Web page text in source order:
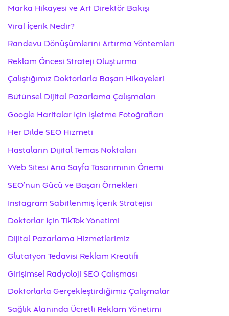
Marka Hikayesi ve Art Direktör Bakışı
Viral İçerik Nedir?
Randevu Dönüşümlerini Artırma Yöntemleri
Reklam Öncesi Strateji Oluşturma
Çalıştığımız Doktorlarla Başarı Hikayeleri
Bütünsel Dijital Pazarlama Çalışmaları
Google Haritalar İçin İşletme Fotoğrafları
Her Dilde SEO Hizmeti
Hastaların Dijital Temas Noktaları
Web Sitesi Ana Sayfa Tasarımının Önemi
SEO’nun Gücü ve Başarı Örnekleri
Instagram Sabitlenmiş İçerik Stratejisi
Doktorlar İçin TikTok Yönetimi
Dijital Pazarlama Hizmetlerimiz
Glutatyon Tedavisi Reklam Kreatifi
Girişimsel Radyoloji SEO Çalışması
Doktorlarla Gerçekleştirdiğimiz Çalışmalar
Sağlık Alanında Ücretli Reklam Yönetimi